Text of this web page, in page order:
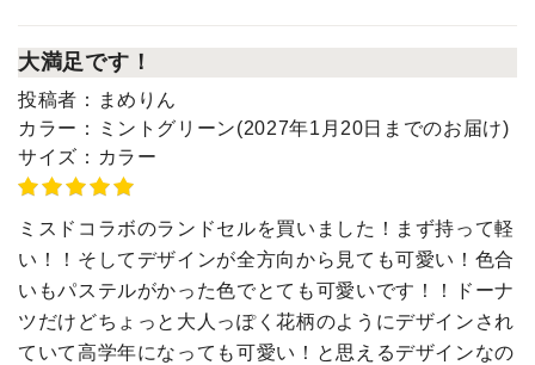
大満足です！
投稿者：
まめりん
カラー：
ミントグリーン(2027年1月20日までのお届け)
サイズ： カラー
ミスドコラボのランドセルを買いました！まず持って軽
い！！そしてデザインが全方向から見ても可愛い！色合
いもパステルがかった色でとても可愛いです！！ドーナ
ツだけどちょっと大人っぽく花柄のようにデザインされ
ていて高学年になっても可愛い！と思えるデザインなの